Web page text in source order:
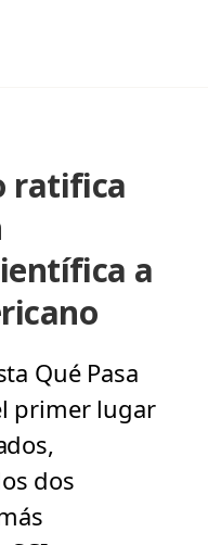
ratifica
a
Qué Pasa
primer lugar
dos